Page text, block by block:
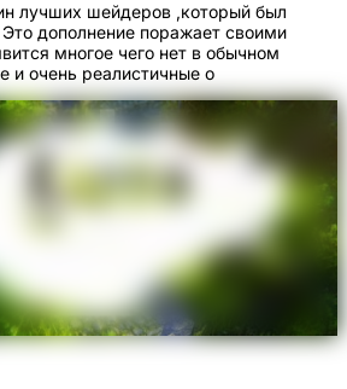
лучших шейдеров ,который был
дополнение поражает своими
многое чего нет в обычном
и очень реалистичные о